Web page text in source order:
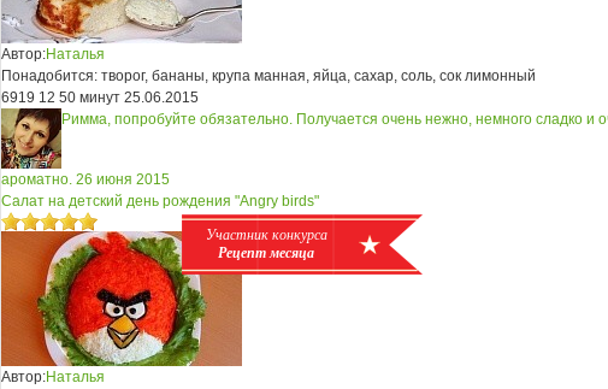
Автор:Наталья
Понадобится: творог, бананы, крупа манная, яйца, сахар, соль, сок лимонный
6919 12 50 минут 25.06.2015
Римма, попробуйте обязательно. Получается очень нежно, немного сладко и
ароматно. 26 июня 2015
Участник конкурса
Рецепт месяца
Салат на детский день рождения "Angry birds"
Автор:Наталья